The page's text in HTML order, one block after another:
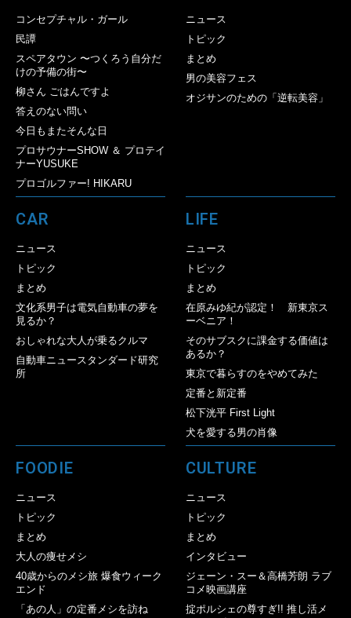
コンセプチャル・ガール
民譚
スペアタウン 〜つくろう自分だ
けの予備の街〜
柳さん ごはんですよ
答えのない問い
今日もまたそんな日
プロサウナーSHOW ＆ プロテイ
ナーYUSUKE
プロゴルファー! HIKARU
ニュース
トピック
まとめ
男の美容フェス
オジサンのための「逆転美容」
CAR
ニュース
トピック
まとめ
文化系男子は電気自動車の夢を
見るか？
おしゃれな大人が乗るクルマ
自動車ニュースタンダード研究
所
LIFE
ニュース
トピック
まとめ
在原みゆ紀が認定！ 新東京ス
ーベニア！
そのサブスクに課金する価値は
あるか？
東京で暮らすのをやめてみた
定番と新定番
松下洸平 First Light
犬を愛する男の肖像
FOODIE
ニュース
トピック
まとめ
大人の痩せメシ
40歳からのメシ旅 爆食ウィーク
エンド
「あの人」の定番メシを訪ね
CULTURE
ニュース
トピック
まとめ
インタビュー
ジェーン・スー＆高橋芳朗 ラブ
コメ映画講座
掟ポルシェの尊すぎ!! 推し活メ